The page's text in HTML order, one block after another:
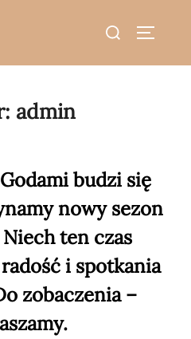
Search
admin
budzi się
nowy sezon
ten czas
i spotkania
zobaczenia –